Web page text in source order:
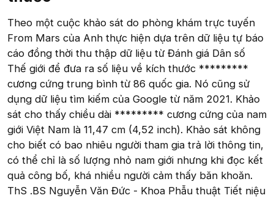
Theo một cuộc khảo sát do phòng khám trực tuyến
From Mars của Anh thực hiện dựa trên dữ liệu tự báo
cáo đồng thời thu thập dữ liệu từ Đánh giá Dân số
Thế giới để đưa ra số liệu về kích thước *********
cương cứng trung bình từ 86 quốc gia. Nó cũng sử
dụng dữ liệu tìm kiếm của Google từ năm 2021. Khảo
sát cho thấy chiều dài ********* cương cứng của nam
giới Việt Nam là 11,47 cm (4,52 inch). Khảo sát không
cho biết có bao nhiêu người tham gia trả lời thông tin,
có thể chỉ là số lượng nhỏ nam giới nhưng khi đọc kết
quả công bố, khá nhiều người cảm thấy băn khoăn.
ThS .BS Nguyễn Văn Đức - Khoa Phẫu thuật Tiết niệu